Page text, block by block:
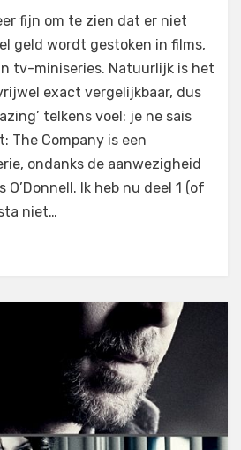
op
The
Company
(deel
1
–
2007)
fijn om te zien dat er niet
geld wordt gestoken in films,
tv-miniseries. Natuurlijk is het
exact vergelijkbaar, dus
telkens voel: je ne sais
The Company is een
ondanks de aanwezigheid
Ik heb nu deel 1 (of
niet…